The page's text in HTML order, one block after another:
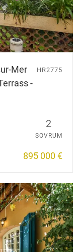
Mer
-
HR2775
2
SOVRUM
895 000 €